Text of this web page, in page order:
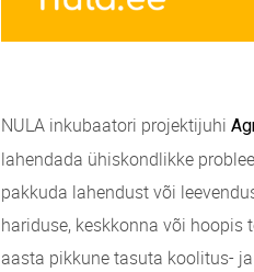
NULA inkubaatori projektijuhi
lahendada ühiskondlikke
pakkuda lahendust või
hariduse, keskkonna või hoopis
aasta pikkune tasuta koolitus-